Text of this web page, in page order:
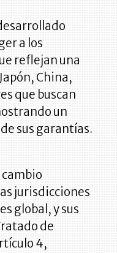
a los
reflejan una
China,
que buscan
un
sus garantías.
jurisdicciones
global, y sus
de
4,